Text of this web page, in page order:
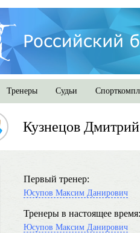
Тренеры Судьи
Кузнецов
Первый тренер:
Юсупов Максим Данирович
Тренеры в настоящее время:
Юсупов Максим Данирович